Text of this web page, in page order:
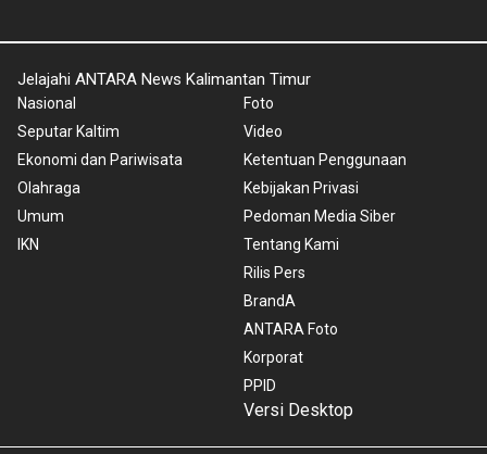
Jelajahi ANTARA News Kalimantan Timur
Nasional
Seputar Kaltim
Ekonomi dan Pariwisata
Olahraga
Umum
IKN
Foto
Video
Ketentuan Penggunaan
Kebijakan Privasi
Pedoman Media Siber
Tentang Kami
Rilis Pers
BrandA
ANTARA Foto
Korporat
PPID
Versi Desktop